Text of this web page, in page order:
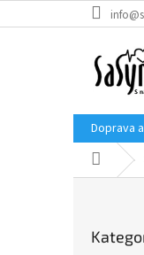
na
Doprava
Domů
kategorie